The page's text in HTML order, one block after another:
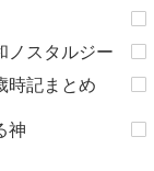
ノスタルジー
時記まとめ
神